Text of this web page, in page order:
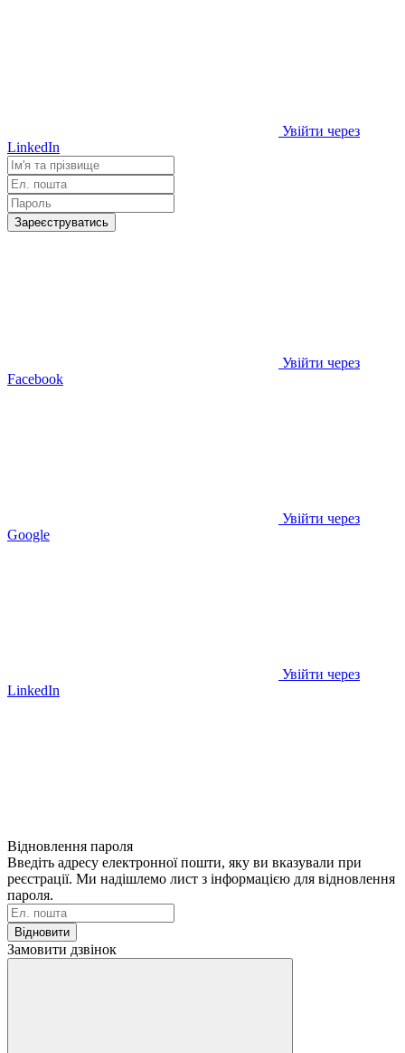
Увійти через
LinkedIn
Зареєструватись
Увійти через
Facebook
Увійти через
Google
Увійти через
LinkedIn
Відновлення пароля
Введіть адресу електронної пошти, яку ви вказували при
реєстрації. Ми надішлемо лист з інформацією для відновлення
пароля.
Відновити
Замовити дзвінок